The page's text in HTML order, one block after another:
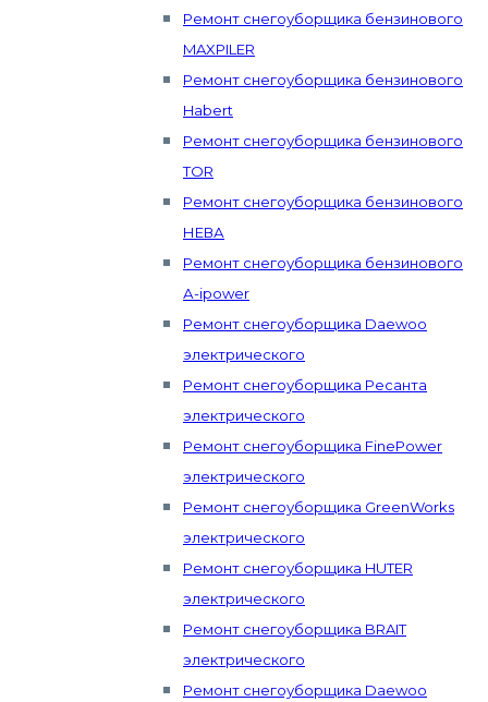
Ремонт снегоуборщика бензинового
MAXPILER
Ремонт снегоуборщика бензинового
Habert
Ремонт снегоуборщика бензинового
TOR
Ремонт снегоуборщика бензинового
НЕВА
Ремонт снегоуборщика бензинового
А-ipower
Ремонт снегоуборщика Daewoo
электрического
Ремонт снегоуборщика Ресанта
электрического
Ремонт снегоуборщика FinePower
электрического
Ремонт снегоуборщика GreenWorks
электрического
Ремонт снегоуборщика HUTER
электрического
Ремонт снегоуборщика BRAIT
электрического
Ремонт снегоуборщика Daewoo